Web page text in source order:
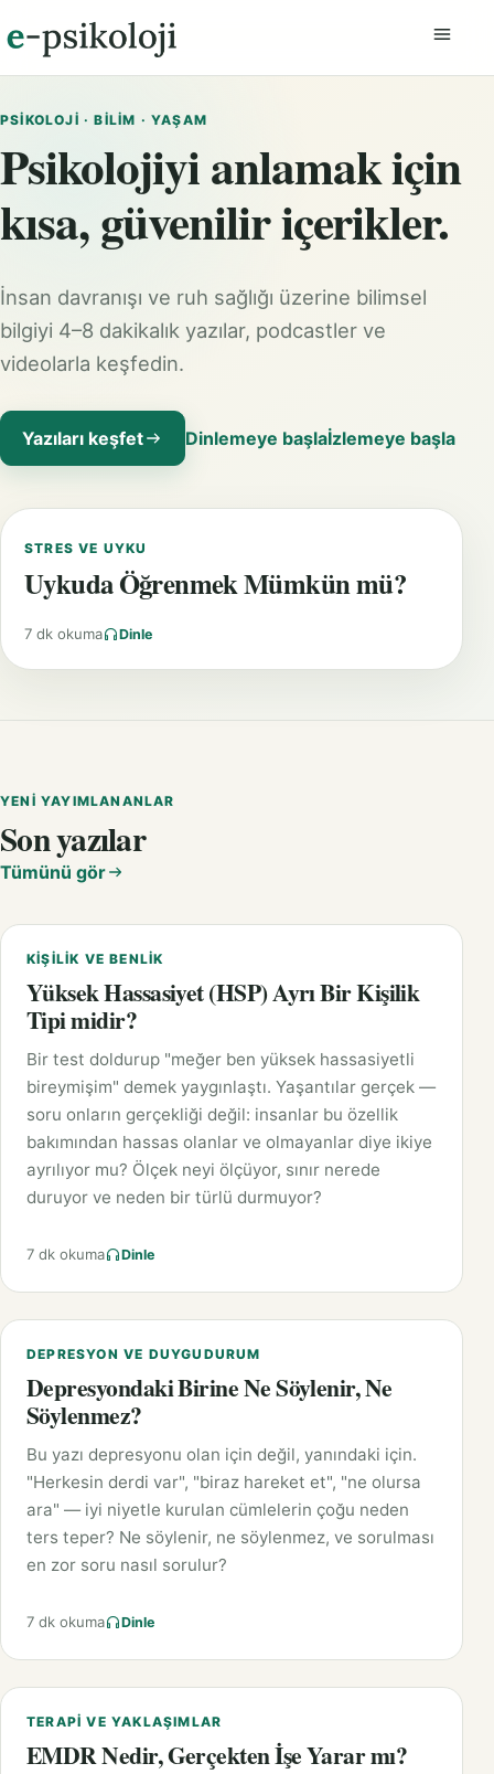
PSIKOLOJI · BILIM · YAŞAM
Psikolojiyi anlamak için
kısa, güvenilir içerikler.
İnsan davranışı ve ruh sağlığı üzerine bilimsel
bilgiyi 4–8 dakikalık yazılar, podcastler ve
videolarla keşfedin.
Yazıları keşfet Dinlemeye başlaİzlemeye başla
STRES VE UYKU
Uykuda Öğrenmek Mümkün mü?
7 dk okuma Dinle
YENI YAYIMLANANLAR
Son yazılar
Tümünü gör
KIŞILIK VE BENLIK
Yüksek Hassasiyet (HSP) Ayrı Bir Kişilik
Tipi midir?
Bir test doldurup "meğer ben yüksek hassasiyetli
bireymişim" demek yaygınlaştı. Yaşantılar gerçek —
soru onların gerçekliği değil: insanlar bu özellik
bakımından hassas olanlar ve olmayanlar diye ikiye
ayrılıyor mu? Ölçek neyi ölçüyor, sınır nerede
duruyor ve neden bir türlü durmuyor?
7 dk okuma Dinle
DEPRESYON VE DUYGUDURUM
Depresyondaki Birine Ne Söylenir, Ne
Söylenmez?
Bu yazı depresyonu olan için değil, yanındaki için.
"Herkesin derdi var", "biraz hareket et", "ne olursa
ara" — iyi niyetle kurulan cümlelerin çoğu neden
ters teper? Ne söylenir, ne söylenmez, ve sorulması
en zor soru nasıl sorulur?
7 dk okuma Dinle
TERAPI VE YAKLAŞIMLAR
EMDR Nedir, Gerçekten İşe Yarar mı?